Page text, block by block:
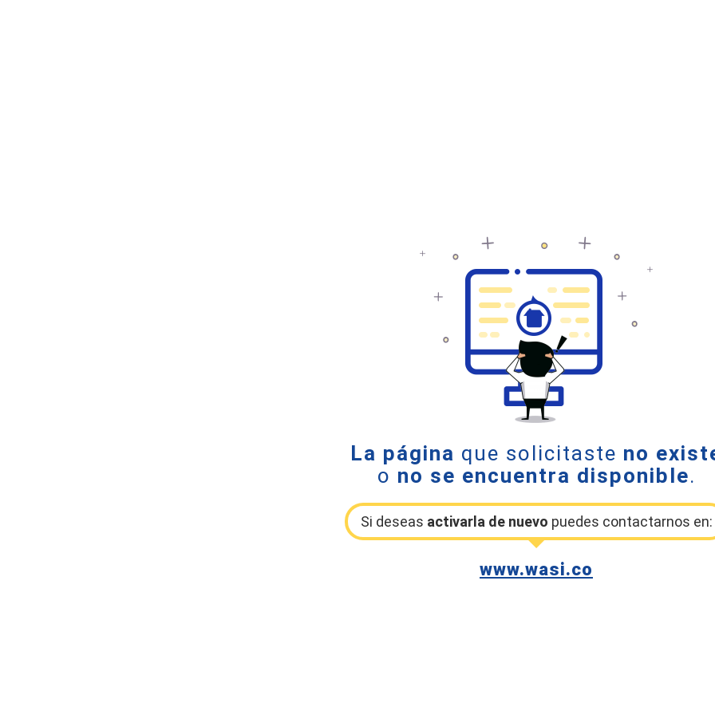
La página que solicitaste no
o no se encuentra disponible.
Si deseas activarla de nuevo puedes contactarnos en:
www.wasi.co